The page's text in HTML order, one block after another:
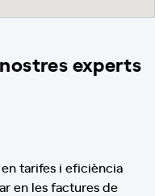
experts
tarifes i eficiència
en les factures de